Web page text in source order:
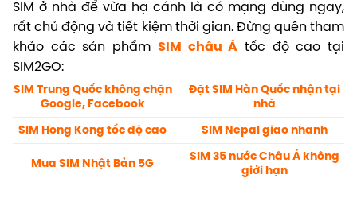
SIM ở nhà để vừa hạ cánh là có mạng dùng ngay,
rất chủ động và tiết kiệm thời gian. Đừng quên tham
khảo các sản phẩm SIM châu Á tốc độ cao tại
SIM2GO:
SIM Trung Quốc không chặn
Google, Facebook
Đặt SIM Hàn Quốc nhận tại
nhà
SIM Hong Kong tốc độ cao SIM Nepal giao nhanh
Mua SIM Nhật Bản 5G
SIM 35 nước Châu Á không
giới hạn